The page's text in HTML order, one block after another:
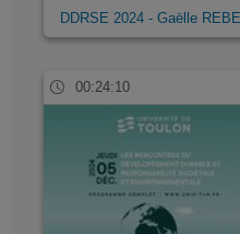
DDRSE 2024 - Gaëlle
00:24:10